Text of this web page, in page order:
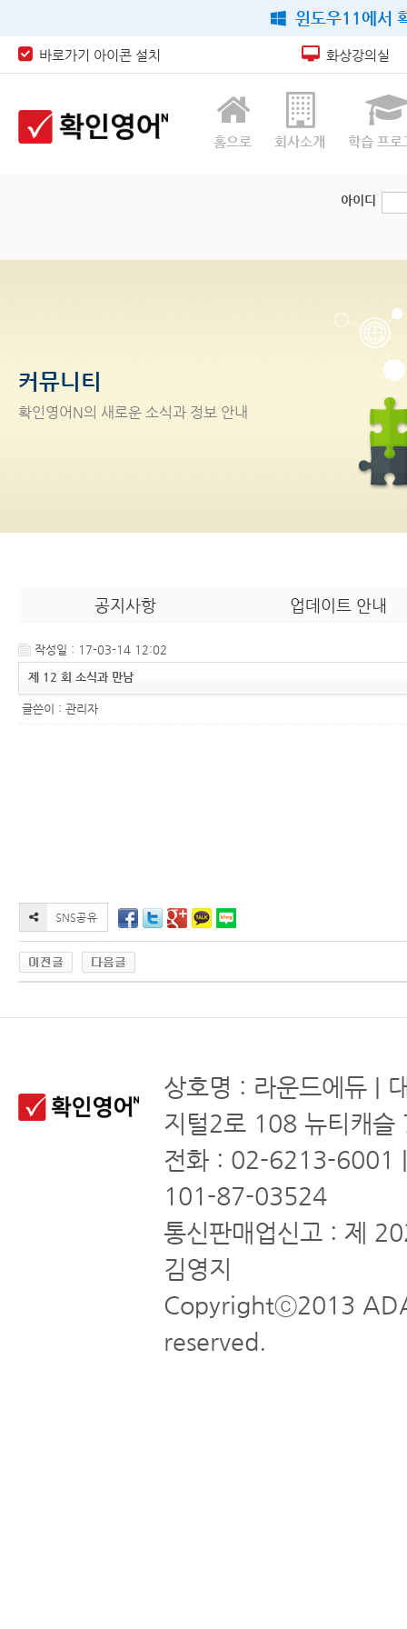
윈도우11에서
바로가기 아이콘 설치 화상강의실
홈으로 회사소개 학습 프로
아이디
커뮤니티
확인영어 N의 새로운 소식과 정보 안내
공지사항 업데이트 안내
작성일 : 17-03-14 12:02
제 12 회 소식과 만남
글쓴이 : 관리자
상호명 : 라운드에듀 |
지털2로 108 뉴티캐슬
전화 : 02-6213-6001
101-87-03524
통신판매업신고 : 제
김영지
Copyrightⓒ2013
reserved.